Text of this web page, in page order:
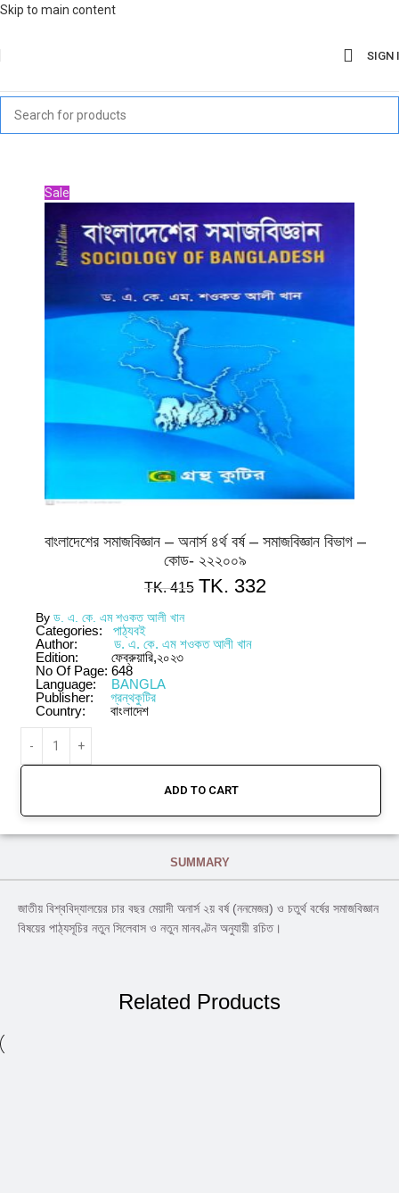
Skip to main content
SIGN
Sale
বাংলাদেশের সমাজবিজ্ঞান – অনার্স ৪র্থ বর্ষ – সমাজবিজ্ঞান বিভাগ –
কোড- ২২২০০৯
TK.415 TK. 332
By ড. এ. কে. এম শওকত আলী খান
Categories:
পাঠ্যবই
Author:
ড. এ. কে. এম শওকত আলী খান
Edition:
ফেব্রুয়ারি,২০২৩
No Of Page: 648
Language:
BANGLA
Publisher:
গ্রন্থকুটির
Country:
বাংলাদেশ
ADD TO CART
SUMMARY
জাতীয় বিশ্ববিদ্যালয়ের চার বছর মেয়াদী অনার্স ২য় বর্ষ (ননমেজর) ও চতুর্থ বর্ষের সমাজবিজ্ঞান
বিষয়ের পাঠ্যসূচির নতুন সিলেবাস ও নতুন মানবণ্টন অনুযায়ী রচিত।
Related Products